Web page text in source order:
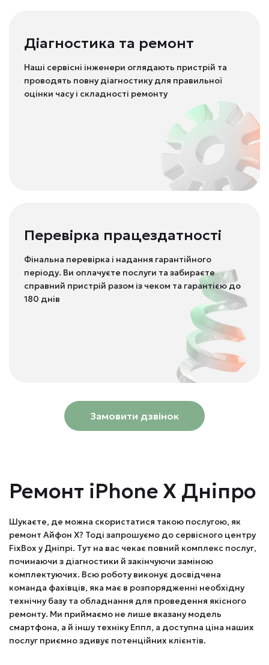
Діагностика та ремонт
Наші сервісні інженери оглядають пристрій та
проводять повну діагностику для правильної
оцінки часу і складності ремонту
Перевірка працездатності
Фінальна перевірка і надання гарантійного
періоду. Ви оплачуєте послуги та забираєте
справний пристрій разом із чеком та гарантією до
180 днів
Замовити дзвінок
Ремонт iPhone X Дніпро
Шукаєте, де можна скористатися такою послугою, як
ремонт Айфон Х? Тоді запрошуємо до сервісного центру
FixBox у Дніпрі. Тут на вас чекає повний комплекс послуг,
починаючи з діагностики й закінчуючи заміною
комплектуючих. Всю роботу виконує досвідчена
команда фахівців, яка має в розпорядженні необхідну
технічну базу та обладнання для проведення якісного
ремонту. Ми приймаємо не лише вказану модель
смартфона, а й іншу техніку Еппл, а доступна ціна наших
послуг приємно здивує потенційних клієнтів.